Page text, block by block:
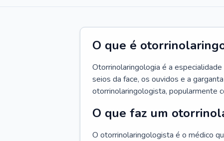
O que é
Otorrinolaringologia é a
seios da face, os ouvidos e a
otorrinolaringologista, popularmente
O que faz um
O otorrinolaringologista é o médico